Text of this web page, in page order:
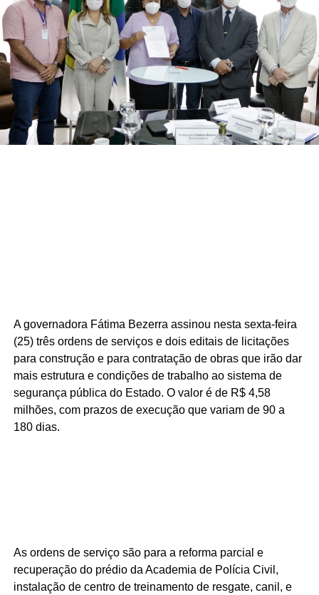
A governadora Fátima Bezerra assinou nesta sexta-feira
(25) três ordens de serviços e dois editais de licitações
para construção e para contratação de obras que irão dar
mais estrutura e condições de trabalho ao sistema de
segurança pública do Estado. O valor é de R$ 4,58
milhões, com prazos de execução que variam de 90 a
180 dias.
As ordens de serviço são para a reforma parcial e
recuperação do prédio da Academia de Polícia Civil,
instalação de centro de treinamento de resgate, canil, e